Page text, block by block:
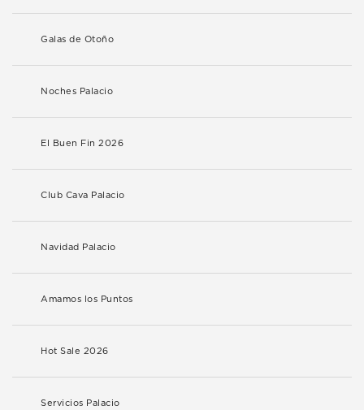
Galas de Otoño
Noches Palacio
El Buen Fin 2026
Club Cava Palacio
Navidad Palacio
Amamos los Puntos
Hot Sale 2026
Servicios Palacio